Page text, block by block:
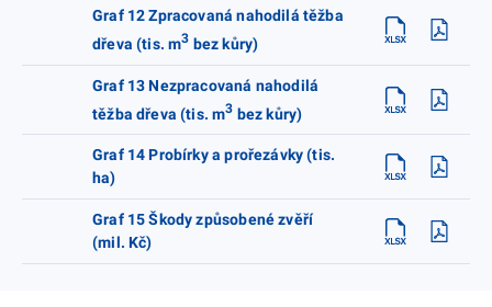
Graf 12 Zpracovaná nahodilá těžba
dřeva (tis. m3 bez kůry)
Graf 13 Nezpracovaná nahodilá
těžba dřeva (tis. m3 bez kůry)
Graf 14 Probírky a prořezávky (tis.
ha)
Graf 15 Škody způsobené zvěří
(mil. Kč)